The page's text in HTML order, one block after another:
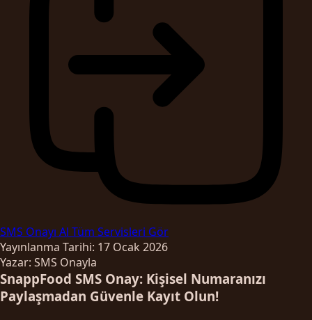
SMS Onayı Al Tüm Servisleri Gör
Yayınlanma Tarihi: 17 Ocak 2026
Yazar: SMS Onayla
SnappFood SMS Onay: Kişisel Numaranızı
Paylaşmadan Güvenle Kayıt Olun!